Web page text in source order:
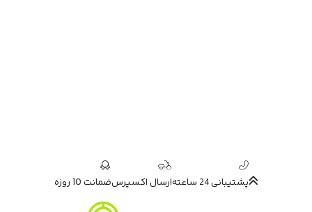
پشتیبانی 24 ساعته ارسال اکسپرسضمانت 10 روزه